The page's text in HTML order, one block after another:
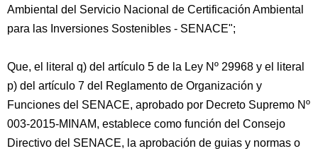
Ambiental del Servicio Nacional de Certificación Ambiental
para las Inversiones Sostenibles - SENACE";
Que, el literal q) del artículo 5 de la Ley Nº 29968 y el literal
p) del artículo 7 del Reglamento de Organización y
Funciones del SENACE, aprobado por Decreto Supremo Nº
003-2015-MINAM, establece como función del Consejo
Directivo del SENACE, la aprobación de guias y normas o